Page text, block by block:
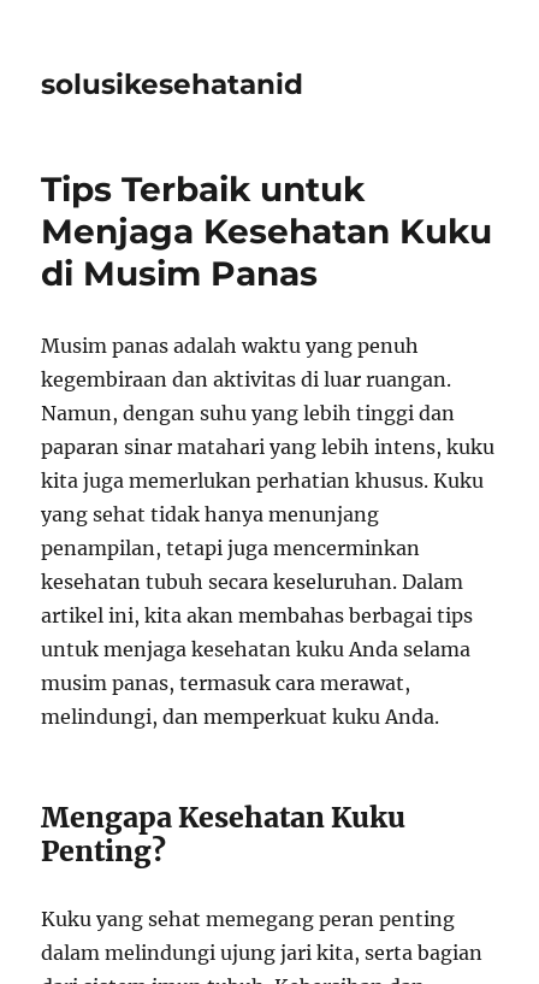
solusikesehatanid
Tips Terbaik untuk
Menjaga Kesehatan Kuku
di Musim Panas
Musim panas adalah waktu yang penuh
kegembiraan dan aktivitas di luar ruangan.
Namun, dengan suhu yang lebih tinggi dan
paparan sinar matahari yang lebih intens, kuku
kita juga memerlukan perhatian khusus. Kuku
yang sehat tidak hanya menunjang
penampilan, tetapi juga mencerminkan
kesehatan tubuh secara keseluruhan. Dalam
artikel ini, kita akan membahas berbagai tips
untuk menjaga kesehatan kuku Anda selama
musim panas, termasuk cara merawat,
melindungi, dan memperkuat kuku Anda.
Mengapa Kesehatan Kuku
Penting?
Kuku yang sehat memegang peran penting
dalam melindungi ujung jari kita, serta bagian